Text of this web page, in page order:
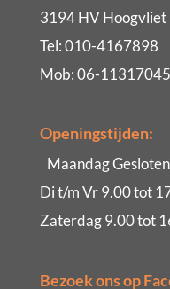
3194 HV Hoogvliet
Tel: 010-4167898
Mob: 06-11317045
Openingstijden:
Maandag
Di t/m Vr 9.00 tot
Zaterdag 9.00 tot
Bezoek ons op